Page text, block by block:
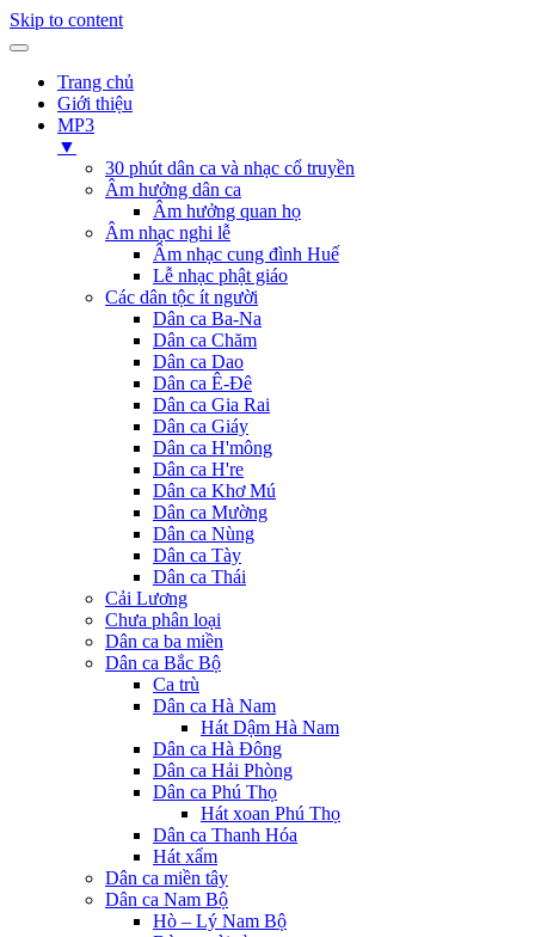
Skip to content
Trang chủ
Giới thiệu
MP3
▼
30 phút dân ca và nhạc cổ truyền
Âm hưởng dân ca
Âm hưởng quan họ
Âm nhạc nghi lễ
Âm nhạc cung đình Huế
Lễ nhạc phật giáo
Các dân tộc ít người
Dân ca Ba-Na
Dân ca Chăm
Dân ca Dao
Dân ca Ê-Đê
Dân ca Gia Rai
Dân ca Giáy
Dân ca H'mông
Dân ca H're
Dân ca Khơ Mú
Dân ca Mường
Dân ca Nùng
Dân ca Tày
Dân ca Thái
Cải Lương
Chưa phân loại
Dân ca ba miền
Dân ca Bắc Bộ
Ca trù
Dân ca Hà Nam
Hát Dậm Hà Nam
Dân ca Hà Đông
Dân ca Hải Phòng
Dân ca Phú Thọ
Hát xoan Phú Thọ
Dân ca Thanh Hóa
Hát xẩm
Dân ca miền tây
Dân ca Nam Bộ
Hò – Lý Nam Bộ